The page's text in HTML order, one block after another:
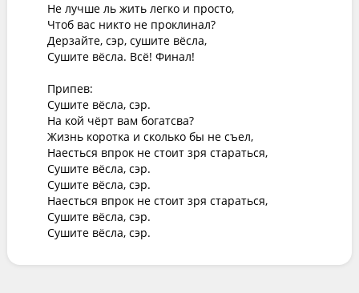
Не лучше ль жить легко и просто,
Чтоб вас никто не проклинал?
Дерзайте, сэр, сушите вёсла,
Сушите вёсла. Всё! Финал!
Припев:
Сушите вёсла, сэр.
На кой чёрт вам богатсва?
Жизнь коротка и сколько бы не съел,
Наесться впрок не стоит зря стараться,
Сушите вёсла, сэр.
Сушите вёсла, сэр.
Наесться впрок не стоит зря стараться,
Сушите вёсла, сэр.
Сушите вёсла, сэр.